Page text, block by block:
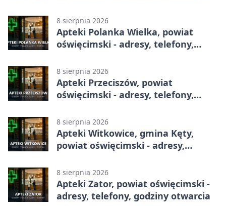
8 sierpnia 2026
Apteki Polanka Wielka, powiat
oświęcimski - adresy, telefony,
8 sierpnia 2026
Apteki Przeciszów, powiat
oświęcimski - adresy, telefony,
8 sierpnia 2026
Apteki Witkowice, gmina Kęty,
powiat oświęcimski - adresy,
8 sierpnia 2026
Apteki Zator, powiat oświęcimski -
adresy, telefony, godziny otwarcia